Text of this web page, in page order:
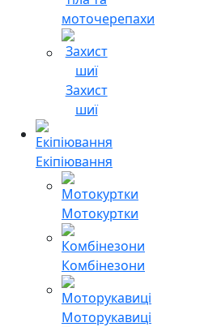
моточерепахи
Захист
шиї
Екіпіювання
Мотокуртки
Комбінезони
Моторукавиці